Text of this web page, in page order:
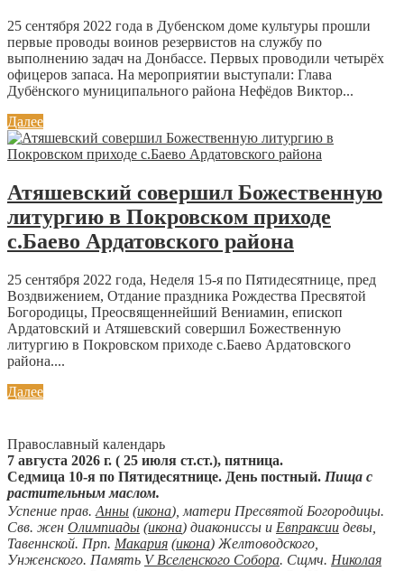
25 сентября 2022 года в Дубенском доме культуры прошли
первые проводы воинов резервистов на службу по
выполнению задач на Донбассе. Первых проводили четырёх
офицеров запаса. На мероприятии выступали: Глава
Дубёнского муниципального района Нефёдов Виктор...
Далее
Атяшевский совершил Божественную
литургию в Покровском приходе
с.Баево Ардатовского района
25 сентября 2022 года, Неделя 15-я по Пятидесятнице, пред
Воздвижением, Отдание праздника Рождества Пресвятой
Богородицы, Преосвященнейший Вениамин, епископ
Ардатовский и Атяшевский совершил Божественную
литургию в Покровском приходе с.Баево Ардатовского
района....
Далее
Православный календарь
7 августа 2026 г. ( 25 июля ст.ст.), пятница.
Седмица 10-я по Пятидесятнице. День постный. Пища с
растительным маслом.
Успение прав. Анны (икона), матери Пресвятой Богородицы.
Свв. жен Олимпиады (икона) диакониссы и Евпраксии девы,
Тавеннской. Прп. Макария (икона) Желтоводского,
Унженского. Память V Вселенского Собора. Сщмч. Николая